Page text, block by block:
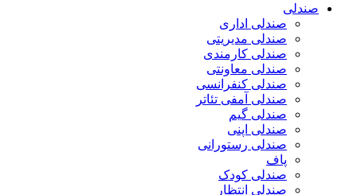
صندلی
صندلی اداری
صندلی مدیریتی
صندلی کارمندی
صندلی معاونتی
صندلی کنفرانسی
صندلی آمفی تئاتر
صندلی گیم
صندلی اپنی
صندلی رستورانی
پاف
صندلی کودک
صندلی انتظار